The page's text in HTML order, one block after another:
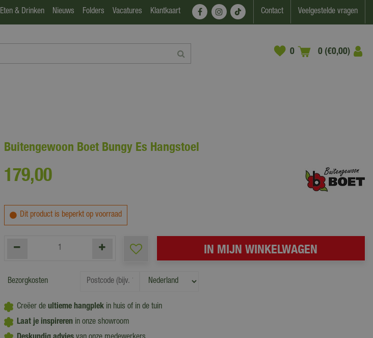
Eten & Drinken Nieuws Folders Vacatures Klantkaart Contact Veelgestelde vragen
0 (€0,00)
Buitengewoon Boet Bungy Es Hangstoel
179,00
Dit product is beperkt op voorraad
Bezorgkosten
Creëer de ultieme hangplekin huis of in de tuin
Laat je inspireren in onze showroom